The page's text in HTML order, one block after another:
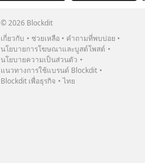
© 2026 Blockdit
เกี่ยวกับ
ช่วยเหลือ
คำถามที่พบบ่อย
นโยบายการโฆษณาและบูสต์โพสต์
นโยบายความเป็นส่วนตัว
แนวทางการใช้แบรนด์ Blockdit
Blockdit เพื่อธุรกิจ
ไทย